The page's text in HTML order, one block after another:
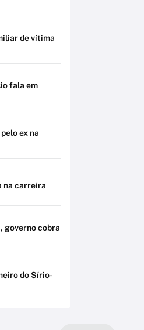
de vítima
fala em
ex na
na carreira
governo cobra
do Sírio-